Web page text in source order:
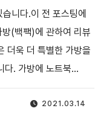
2021.03.14
니다.이 전 포스팅에
(백팩)에 관하여 리뷰
더욱 더 특별한 가방을
다. 가방에 노트북…